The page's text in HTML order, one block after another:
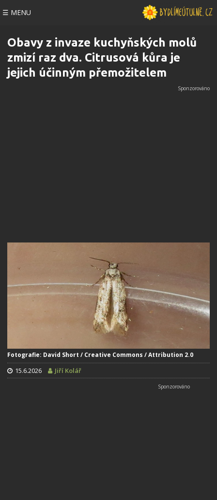
☰ MENU
Obavy z invaze kuchyňských molů
zmizí raz dva. Citrusová kůra je
jejich účinným přemožitelem
Fotografie: David Short / Creative Commons / Attribution 2.0
15.6.2026 Jiří Kolář